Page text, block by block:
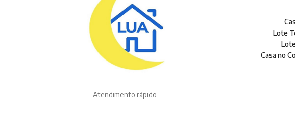
Atendimento rápido
Lote
Casa no